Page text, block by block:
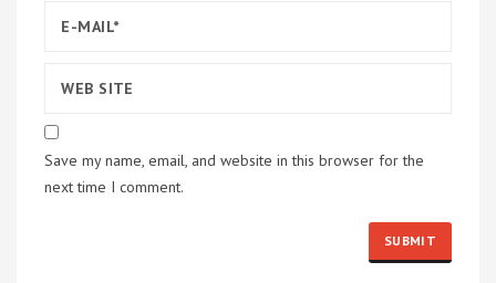
Save my name, email, and website in this browser for the
next time I comment.